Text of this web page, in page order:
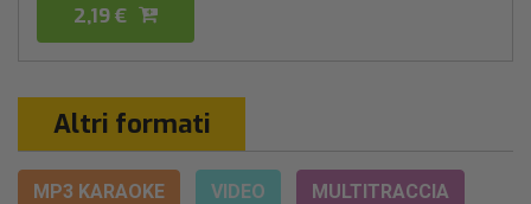
2,19 €
Altri formati
MP3 KARAOKE VIDEO MULTITRACCIA